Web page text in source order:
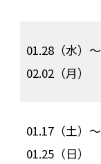
01.28（水）～
02.02（月）
01.17（土）〜
01.25（日）